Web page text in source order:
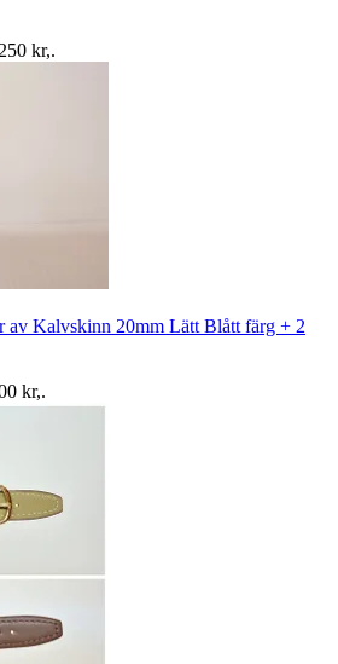
250 kr,.
av Kalvskinn 20mm Lätt Blått färg + 2
kr,.